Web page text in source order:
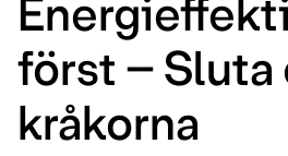
först – Sluta
kråkorna